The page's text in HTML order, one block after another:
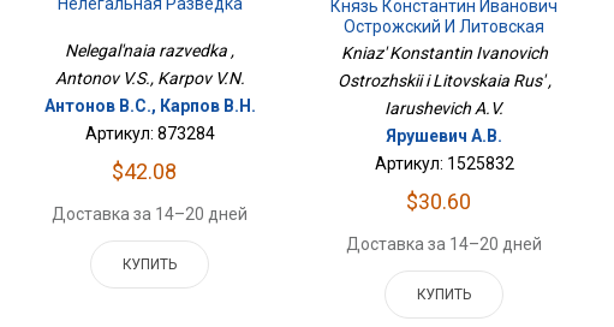
Нелегальная Разведка
Nelegal'naia razvedka ,
Antonov V.S., Karpov V.N.
Антонов В.С., Карпов В.Н.
Артикул: 873284
$42.08
Доставка за 14–20 дней
КУПИТЬ
Князь Константин Иванович
Острожский И Литовская
Русь
Kniaz' Konstantin Ivanovich
Ostrozhskii i Litovskaia Rus' ,
Iarushevich A.V.
Ярушевич А.В.
Артикул: 1525832
$30.60
Доставка за 14–20 дней
КУПИТЬ